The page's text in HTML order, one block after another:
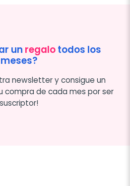
un regalotodos los
meses?
newsletter y consigue un
compra de cada mes por ser
suscriptor!